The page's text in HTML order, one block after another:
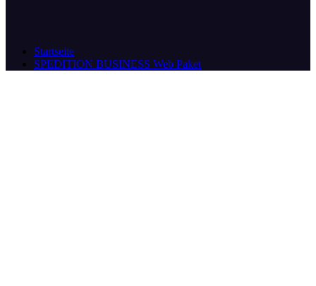
Startseite
SPEDITION BUSINESS Web Paket